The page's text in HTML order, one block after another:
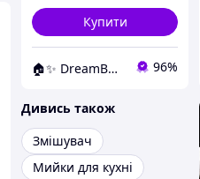
Купити
🏠✨ DreamBuy ✨🏠 96%
Дивись також
Змішувач
Мийки для кухні